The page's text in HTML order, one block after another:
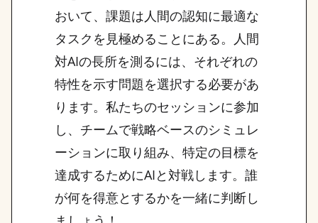
おいて、課題は人間の認知に最適な
タスクを見極めることにある。人間
対AIの長所を測るには、それぞれの
特性を示す問題を選択する必要があ
ります。私たちのセッションに参加
し、チームで戦略ベースのシミュレ
ーションに取り組み、特定の目標を
達成するためにAIと対戦します。誰
が何を得意とするかを一緒に判断し